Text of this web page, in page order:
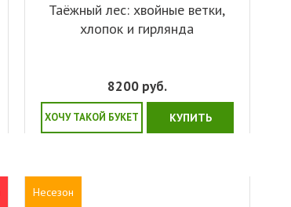
Таёжный лес: хвойные ветки,
хлопок и гирлянда
8200руб.
ХОЧУ ТАКОЙ БУКЕТ КУПИТЬ
Несезон